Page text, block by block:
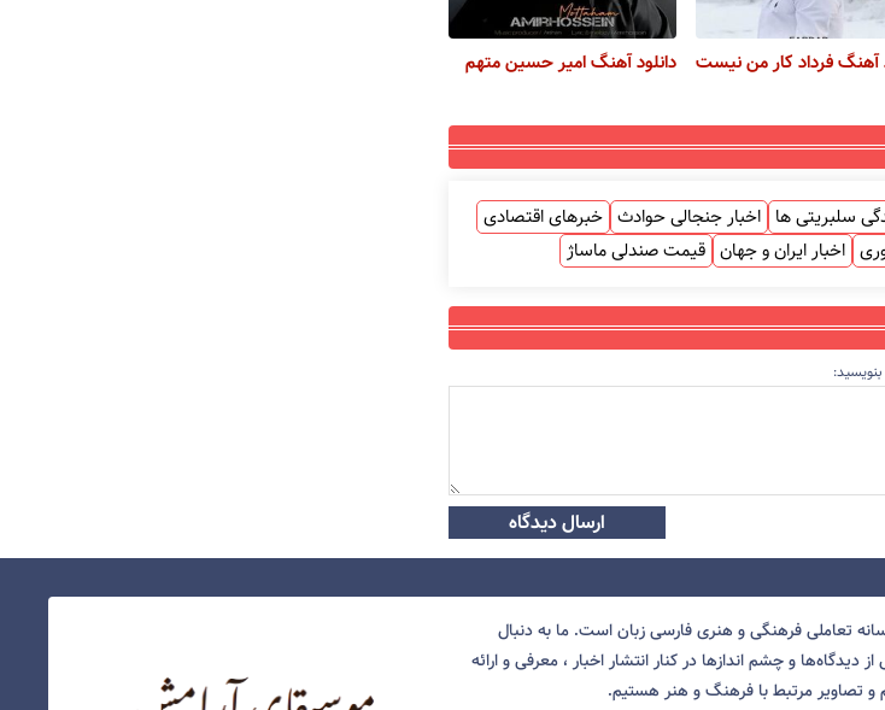
آهنگ فرداد کار من نیست دانلود آهنگ امیر حسین متهم
سلبریتی ها اخبار جنجالی حوادث خبرهای اقتصادی
اخبار ایران و جهان قیمت صندلی ماساژ
ارسال دیدگاه
تعاملی فرهنگی و هنری فارسی زبان است. ما به دنبال
و چشم انداز‌ها در کنار انتشار اخبار ، معرفی و ارائه
و تصاویر مرتبط با فرهنگ و هنر هستیم.